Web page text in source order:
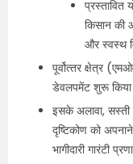
प्रस्तावित
किसान की
और स्वस्थ
पूर्वोत्‍तर क्षेत्र
डेवलपमेंट शुरू किया
इसके अलावा,
दृष्टिकोण को
भागीदारी गारंटी